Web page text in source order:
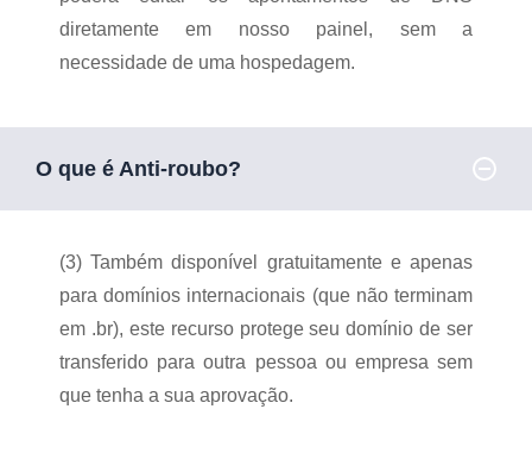
diretamente em nosso painel, sem a
necessidade de uma hospedagem.
O que é Anti-roubo?
(3) Também disponível gratuitamente e apenas
para domínios internacionais (que não terminam
em .br), este recurso protege seu domínio de ser
transferido para outra pessoa ou empresa sem
que tenha a sua aprovação.